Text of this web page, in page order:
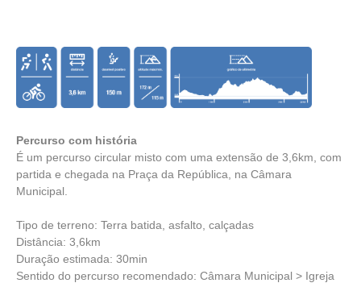
Percurso com história
É um percurso circular misto com uma extensão de 3,6km, com
partida e chegada na Praça da República, na Câmara
Municipal.
Tipo de terreno: Terra batida, asfalto, calçadas
Distância: 3,6km
Duração estimada: 30min
Sentido do percurso recomendado: Câmara Municipal > Igreja